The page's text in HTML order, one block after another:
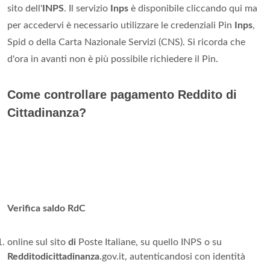
sito dell' INPS. Il servizio Inps è disponibile cliccando qui ma
per accedervi è necessario utilizzare le credenziali Pin
Inps,
Spid o della Carta Nazionale Servizi (CNS). Si ricorda che
d'ora in avanti non è più possibile richiedere il Pin.
Come controllare pagamento Reddito di
Cittadinanza?
Verifica saldo RdC
online sul sito di Poste Italiane, su quello INPS o su
Redditodicittadinanza.gov.it, autenticandosi con identità